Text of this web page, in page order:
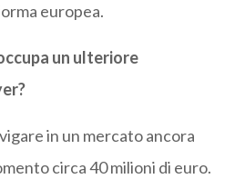
europea.
un ulteriore
in un mercato ancora
circa 40 milioni di euro.